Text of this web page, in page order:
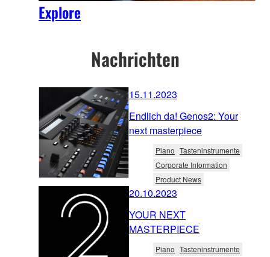
Explore
Nachrichten
15.11.2023
Endlich da! Genos2: Your
next masterpiece
Piano Tasteninstrumente
Corporate Information
Product News
20.10.2023
YOUR NEXT
MASTERPIECE
Piano Tasteninstrumente